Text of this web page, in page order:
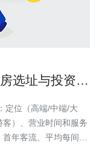
选址与投资回
定位（高端/中端/大
）、营业时间和服务
年客流、平均每间每